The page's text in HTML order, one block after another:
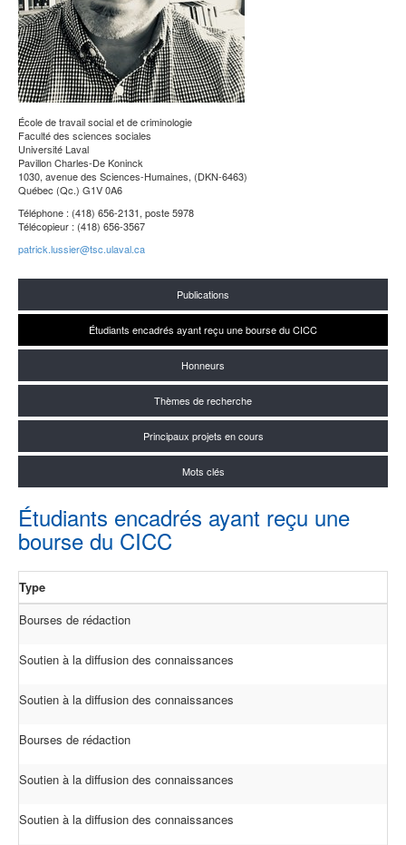
École de travail social et de criminologie
Faculté des sciences sociales
Université Laval
Pavillon Charles-De Koninck
1030, avenue des Sciences-Humaines, (DKN-6463)
Québec (Qc.) G1V 0A6
Téléphone : (418) 656-2131, poste 5978
Télécopieur : (418) 656-3567
patrick.lussier@tsc.ulaval.ca
Publications
Étudiants encadrés ayant reçu une bourse du CICC
Honneurs
Thèmes de recherche
Principaux projets en cours
Mots clés
Étudiants encadrés ayant reçu une
bourse du CICC
Type
Bourses de rédaction
Soutien à la diffusion des connaissances
Soutien à la diffusion des connaissances
Bourses de rédaction
Soutien à la diffusion des connaissances
Soutien à la diffusion des connaissances